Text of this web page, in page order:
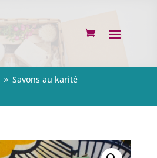
9 Savons au karité